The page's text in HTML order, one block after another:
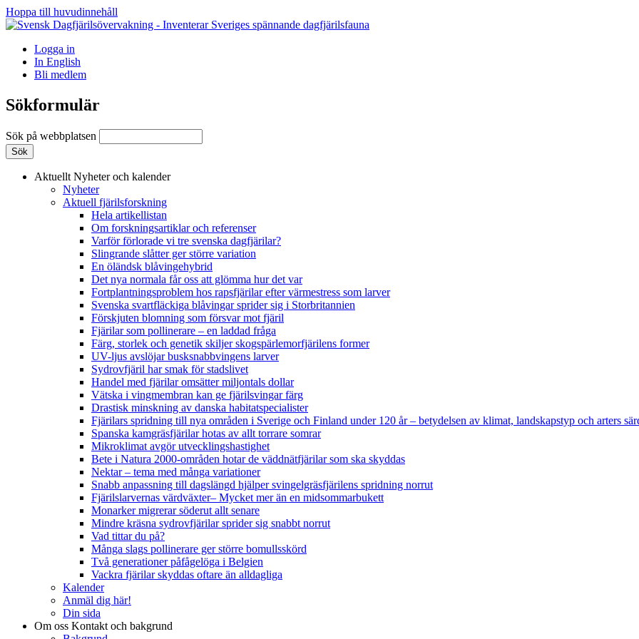
Hoppa till huvudinnehåll
Logga in
In English
Bli medlem
Sökformulär
Sök på webbplatsen
Aktuellt Nyheter och kalender
Nyheter
Aktuell fjärilsforskning
Hela artikellistan
Om forskningsartiklar och referenser
Varför förlorade vi tre svenska dagfjärilar?
Slingrande slåtter ger större variation
En öländsk blåvingehybrid
Det nya normala får oss att glömma hur det var
Fortplantningsproblem hos rapsfjärilar efter värmestress som larver
Svenska svartfläckiga blåvingar sprider sig i Storbritannien
Förskjuten blomning som försvar mot fjäril
Fjärilar som pollinerare – en laddad fråga
Färg, storlek och genetik skiljer skogspärlemorfjärilens former
UV-ljus avslöjar busksnabbvingens larver
Sydrovfjäril har smak för stadslivet
Handel med fjärilar omsätter miljontals dollar
Vätska i vingmembran kan ge fjärilsvingar färg
Drastisk minskning av danska habitatspecialister
Fjärilars spridning till nya områden i Sverige och Finland under 120 år– betydelsen av klimat, landskapstyp och arters
Spanska kamgräsfjärilar hotas av allt torrare somrar
Mikroklimat avgör utvecklingshastighet
Bete i Natura 2000-områden hotar de väddnätfjärilar som ska skyddas
Nektar – tema med många variationer
Snabb anpassning till dagslängd hjälper svingelgräsfjärilens spridning norrut
Fjärilslarvernas värdväxter– Mycket mer än en midsommarbukett
Monarker migrerar söderut allt senare
Mindre kräsna sydrovfjärilar sprider sig snabbt norrut
Vad tittar du på?
Många slags pollinerare ger större bomullsskörd
Två generationer påfågelöga i Belgien
Vackra fjärilar skyddas oftare än alldagliga
Kalender
Anmäl dig här!
Din sida
Om oss Kontakt och bakgrund